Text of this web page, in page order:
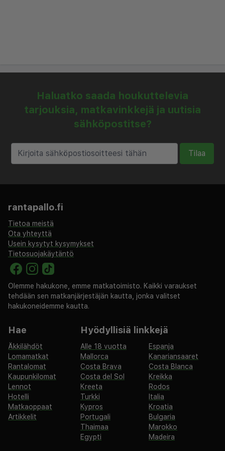
Haluatko saada houkuttelevia
tarjouksia, matkavinkkejä ja uutisia
sähköpostitse?
Tilaa
rantapallo.fi
Tietoa meistä
Ota yhteyttä
Usein kysytyt kysymykset
Tietosuojakäytäntö
Olemme hakukone, emme matkatoimisto. Kaikki varaukset
tehdään sen matkanjärjestäjän kautta, jonka valitset
hakukoneidemme kautta.
Hae
Äkkilähdöt
Lomamatkat
Rantalomat
Kaupunkilomat
Lennot
Hotelli
Matkaoppaat
Artikkelit
Hyödyllisiä linkkejä
Alle 18 vuotta
Espanja
Mallorca
Kanariansaaret
Costa Brava
Costa Blanca
Costa del Sol
Kreikka
Kreeta
Rodos
Turkki
Italia
Kypros
Kroatia
Portugali
Bulgaria
Thaimaa
Marokko
Egypti
Madeira